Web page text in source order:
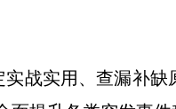
战实用、查漏补